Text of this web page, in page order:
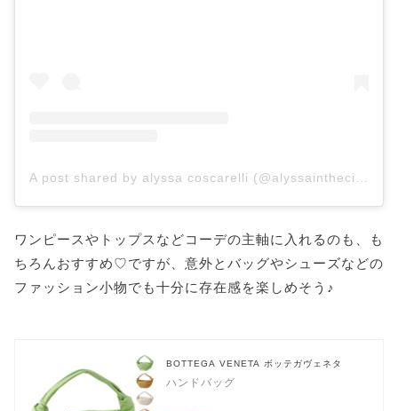
A post shared by alyssa coscarelli (@alyssainthecity)
ワンピースやトップスなどコーデの主軸に入れるのも、も
ちろんおすすめ♡ですが、意外とバッグやシューズなどの
ファッション小物でも十分に存在感を楽しめそう♪
BOTTEGA VENETA ボッテガヴェネタ
ハンドバッグ